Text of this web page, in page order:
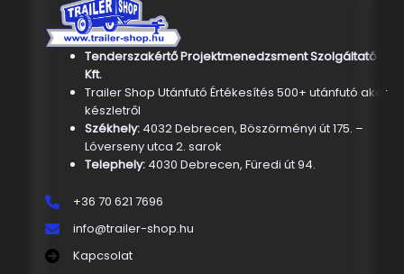
Tenderszakértő Projektmenedzsment Szolgáltató
Kft.
Trailer Shop Utánfutó Értékesítés 500+ utánfutó akár
készletről
Székhely: 4032 Debrecen, Böszörményi út 175. –
Lóverseny utca 2. sarok
Telephely:4030 Debrecen, Füredi út 94.
+36 70 621 7696
info@trailer-shop.hu
Kapcsolat